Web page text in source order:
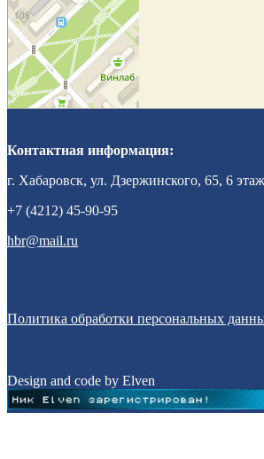
Контактная информация:
г. Хабаровск, ул. Дзержинского, 65, 6
+7 (4212) 45-90-95
hbr@mail.ru
Политика обработки персональных
Design and code by Elven